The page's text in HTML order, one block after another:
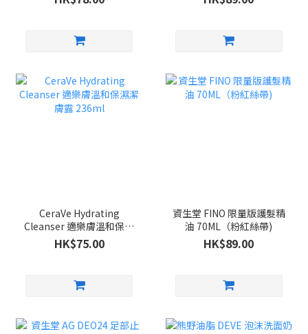
CeraVe Hydrating
Cleanser 適樂膚溫和保濕
潔膚露 236ml
HK$75.00
資生堂 FINO 限量版護髮精
油 70ML（粉紅絲帶)
HK$89.00